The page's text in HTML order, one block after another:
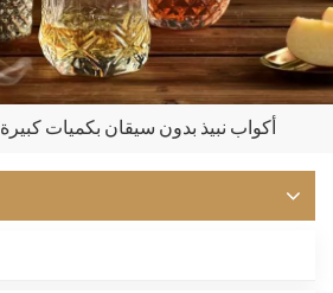
أكواب نبيذ بدون سيقان بكميات كبيرة